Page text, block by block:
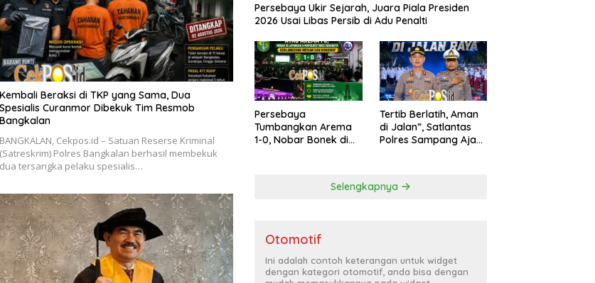
Kembali Beraksi di TKP yang Sama, Dua
Spesialis Curanmor Dibekuk Tim Resmob
Bangkalan
BANGKALAN, Cekpos.id – Satuan Reserse Kriminal
(Satreskrim) Polres Bangkalan berhasil membekuk
dua tersangka pelaku spesialis…
Persebaya Ukir Sejarah, Juara Piala Presiden
2026 Usai Libas Persib di Adu Penalti
Persebaya
Tumbangkan Arema
1-0, Nobar Bonek di
Tertib Berlatih, Aman
di Jalan”, Satlantas
Polres Sampang Ajak
Selengkapnya
Otomotif
Ini adalah contoh keterangan untuk widget
dengan kategori otomotif, anda bisa dengan